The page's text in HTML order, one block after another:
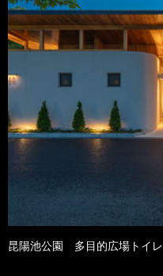
昆陽池公園 多目的広場トイレ